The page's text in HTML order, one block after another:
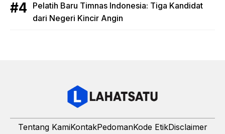
Pelatih Baru Timnas Indonesia: Tiga Kandidat
dari Negeri Kincir Angin
Tentang KamiKontakPedomanKode EtikDisclaimer